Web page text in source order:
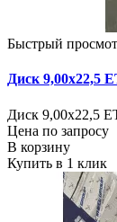
Быстрый
Диск 9,00х22,5
Диск 9,00х22,5
Цена по запросу
В корзину
Купить в 1 клик